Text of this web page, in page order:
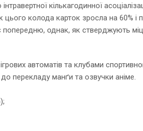
кількагодинної
колода карток зросла на 60% і
однак, як стверджують
автоматів та клубами
перекладу манґи та озвучки аніме.